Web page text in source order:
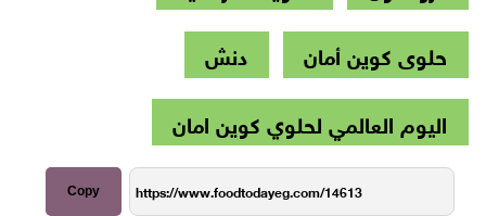
حلوى كوين أمان
دنش
اليوم العالمي لحلوي كوين امان
Copy